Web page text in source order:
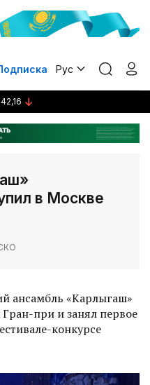
Рус
в Москве
ансамбль «Карлыгаш»
Гран-при и занял первое
­конкурсе